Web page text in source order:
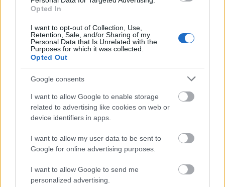
Opted In
I want to opt-out of Collection, Use,
Retention, Sale, and/or Sharing of my
Personal Data that Is Unrelated with the
Purposes for which it was collected.
Opted Out
Google consents
I want to allow Google to enable storage
related to advertising like cookies on web or
device identifiers in apps.
I want to allow my user data to be sent to
Google for online advertising purposes.
I want to allow Google to send me
personalized advertising.
Πιστοποίηση Υπολογιστών σε 2
μέρες
Μάθε πρώτος όλες τις σημαντικές
ειδήσεις.
Βάλε το proson.gr στα αποτελέσματα
αναζήτησης της Google
Δημοφιλείς Ειδήσεις